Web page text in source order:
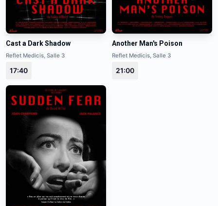
Cast a Dark Shadow
Reflet Medicis, Salle 3
17:40
Another Man's Poison
Reflet Medicis, Salle 3
21:00